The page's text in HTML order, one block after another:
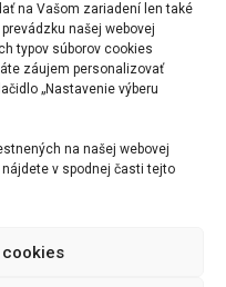
na Vašom zariadení len také
našej webovej
typov súborov cookies
záujem personalizovať
„Nastavenie výberu
na našej webovej
v spodnej časti tejto
cookies
2022